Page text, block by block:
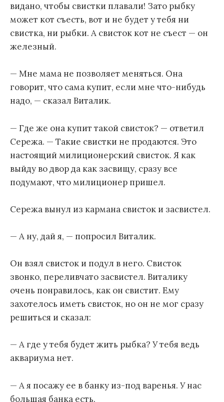
видано, чтобы свистки плавали! Зато рыбку
может кот съесть, вот и не будет у тебя ни
свистка, ни рыбки. А свисток кот не съест — он
железный.
— Мне мама не позволяет меняться. Она
говорит, что сама купит, если мне что-нибудь
надо, — сказал Виталик.
— Где же она купит такой свисток? — ответил
Сережа. — Такие свистки не продаются. Это
настоящий милиционерский свисток. Я как
выйду во двор да как засвищу, сразу все
подумают, что милиционер пришел.
Сережа вынул из кармана свисток и засвистел.
— А ну, дай я, — попросил Виталик.
Он взял свисток и подул в него. Свисток
звонко, переливчато засвистел. Виталику
очень понравилось, как он свистит. Ему
захотелось иметь свисток, но он не мог сразу
решиться и сказал:
— А где у тебя будет жить рыбка? У тебя ведь
аквариума нет.
— А я посажу ее в банку из-под варенья. У нас
большая банка есть.